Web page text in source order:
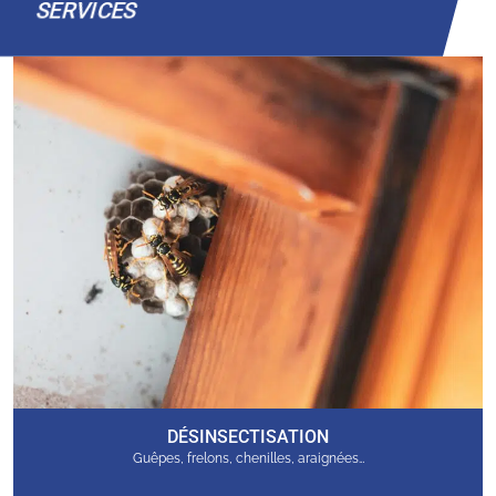
SERVICES
DÉSINSECTISATION
Guêpes, frelons, chenilles, araignées…